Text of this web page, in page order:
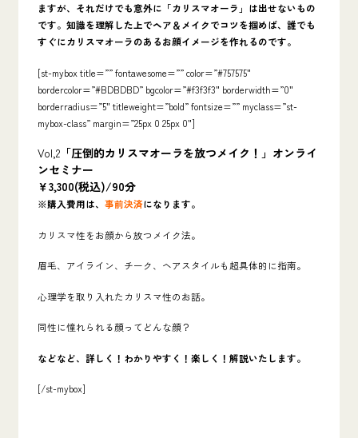
ますが、それだけでも意外に「カリスマオーラ」は出せないもの
です。知識を理解した上でヘア＆メイクでコツを掴めば、誰でも
すぐにカリスマオーラのあるお顔イメージを作れるのです。
[st-mybox title=”” fontawesome=”” color=”#757575″
bordercolor=”#BDBDBD” bgcolor=”#f3f3f3″ borderwidth=”0″
borderradius=”5″ titleweight=”bold” fontsize=”” myclass=”st-
mybox-class” margin=”25px 0 25px 0″]
Vol,2「圧倒的カリスマオーラを放つメイク！」オンライ
ンセミナー
￥3,300(税込)/90分
※購入費用は、 事前決済になります。
カリスマ性をお顔から放つメイク法。
眉毛、アイライン、チーク、ヘアスタイルも超具体的に指南。
心理学を取り入れたカリスマ性のお話。
同性に憧れられる顔ってどんな顔？
などなど、詳しく！わかりやすく！楽しく！解説いたします。
[/st-mybox]